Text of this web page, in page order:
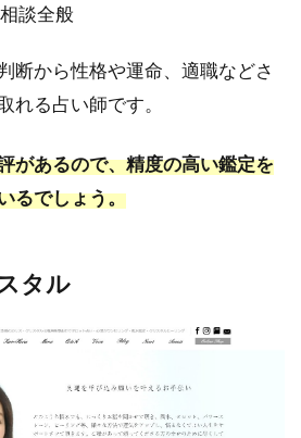
談全般
断から性格や運命、適職などさ
れる占い師です。
があるので、精度の高い鑑定を
るでしょう。
タル